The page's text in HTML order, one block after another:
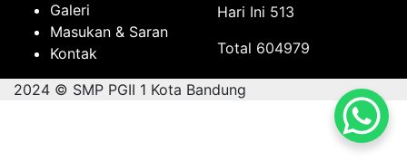
Galeri
Masukan & Saran
Kontak
Hari Ini 513
Total 604979
2024 © SMP PGII 1 Kota Bandung